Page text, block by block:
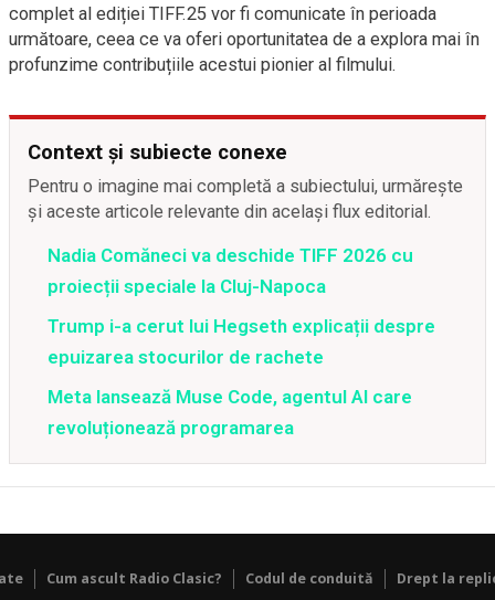
complet al ediției TIFF.25 vor fi comunicate în perioada
următoare, ceea ce va oferi oportunitatea de a explora mai în
profunzime contribuțiile acestui pionier al filmului.
Context și subiecte conexe
Pentru o imagine mai completă a subiectului, urmărește
și aceste articole relevante din același flux editorial.
Nadia Comăneci va deschide TIFF 2026 cu
proiecții speciale la Cluj-Napoca
Trump i-a cerut lui Hegseth explicații despre
epuizarea stocurilor de rachete
Meta lansează Muse Code, agentul AI care
revoluționează programarea
Cum ascult Radio Clasic? Codul de conduită Drept la